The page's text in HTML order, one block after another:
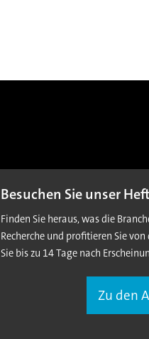
Besuchen Sie unser
Finden Sie heraus, was die
Recherche und profitieren Sie
Sie bis zu 14 Tage nach
Zu den